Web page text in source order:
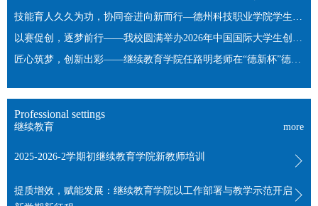
院本科段英语考试
技能育人久久为功，协同奋进向新而行—德州科技职业学院学生认
定工作纪实
以赛促创，逐梦前行——我校圆满举办2026年中国国际大学生创新
大赛校级总决赛
匠心筑梦，创新出彩——继续教育学院任路明老师在“德新杯”德州
Professional settings
继续教育 more
2025-2026-2学期初继续教育学院新教师培训
提质增效，赋能发展：继续教育学院以工作部署与教学示范开启